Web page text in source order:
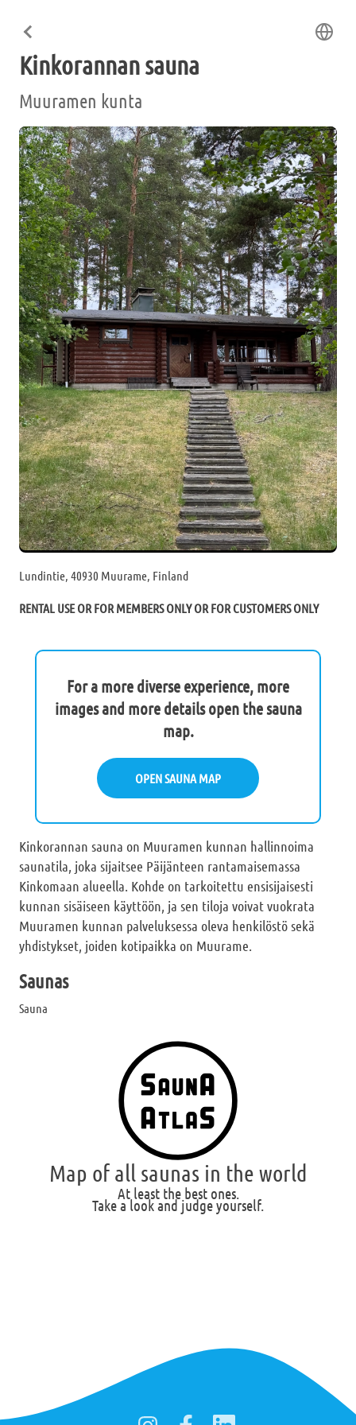
Kinkorannan sauna
Muuramen kunta
Lundintie, 40930 Muurame, Finland
RENTAL USE OR FOR MEMBERS ONLY OR FOR CUSTOMERS ONLY
For a more diverse experience, more
images and more details open the sauna
map.
OPEN SAUNA MAP
Kinkorannan sauna on Muuramen kunnan hallinnoima
saunatila, joka sijaitsee Päijänteen rantamaisemassa
Kinkomaan alueella. Kohde on tarkoitettu ensisijaisesti
kunnan sisäiseen käyttöön, ja sen tiloja voivat vuokrata
Muuramen kunnan palveluksessa oleva henkilöstö sekä
yhdistykset, joiden kotipaikka on Muurame.
Saunas
Sauna
Map of all saunas in the world
At least the best ones.
Take a look and judge yourself.